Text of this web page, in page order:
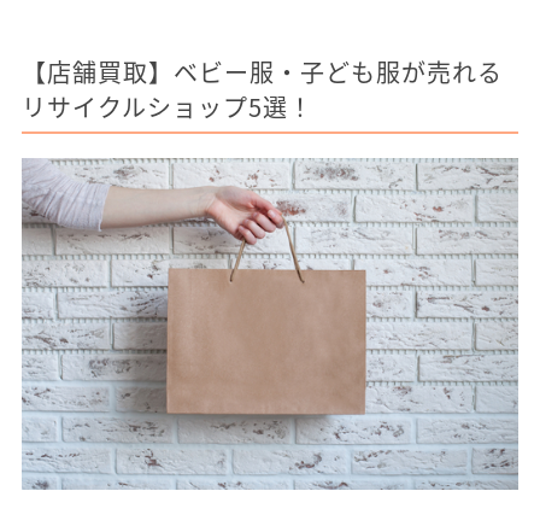
【店舗買取】ベビー服・子ども服が売れる
リサイクルショップ5選！